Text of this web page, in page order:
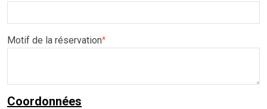
Motif de la réservation*
Coordonnées